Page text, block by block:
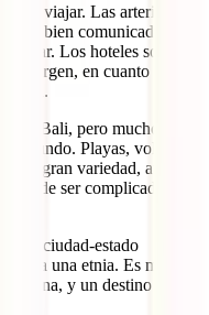
viajar. Las arterias
bien comunicados,
viajar. Los hoteles son
y virgen, en cuanto al
maja.
Bali, pero muchos
mundo. Playas, volcanes,
una gran variedad, aunque
puede ser complicada o
, una ciudad-estado
a una etnia. Es muy
la zona, y un destino ideal